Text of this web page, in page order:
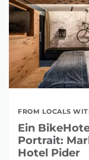
FROM LOCALS
Ein
Portrait:
Hotel Pider